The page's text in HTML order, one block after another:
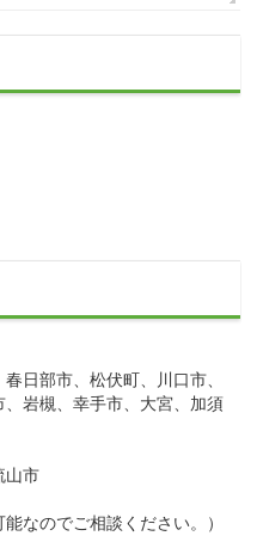
日部市、松伏町、川口市、
岩槻、幸手市、大宮、加須
山市
なのでご相談ください。）